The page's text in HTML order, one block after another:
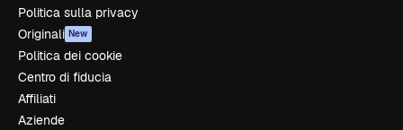
Politica sulla privacy
Originali New
Politica dei cookie
Centro di fiducia
Affiliati
Aziende